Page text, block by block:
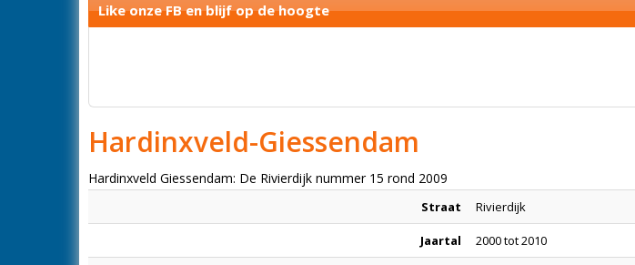
Like onze FB en blijf op de hoogte
Hardinxveld-Giessendam
Hardinxveld Giessendam: De Rivierdijk nummer 15 rond 2009
Straat Rivierdijk
Jaartal 2000 tot 2010